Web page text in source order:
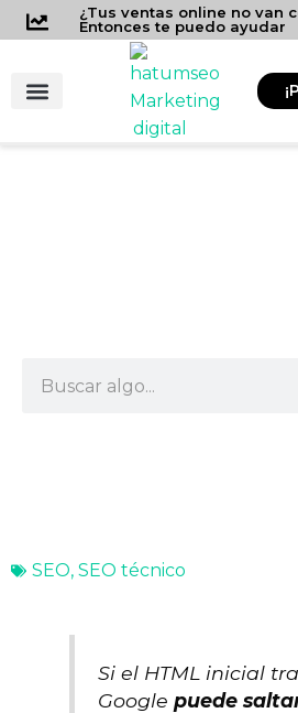
al
¿Tus ventas online no van
Entonces te puedo ayudar
SEO, SEO técnico
Si el HTML inicial
Google puede